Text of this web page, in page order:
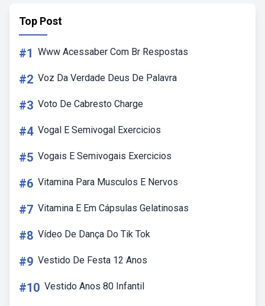
Top Post
#1 Www Acessaber Com Br Respostas
#2 Voz Da Verdade Deus De Palavra
#3 Voto De Cabresto Charge
#4 Vogal E Semivogal Exercicios
#5 Vogais E Semivogais Exercicios
#6 Vitamina Para Musculos E Nervos
#7 Vitamina E Em Cápsulas Gelatinosas
#8 Vídeo De Dança Do Tik Tok
#9 Vestido De Festa 12 Anos
#10 Vestido Anos 80 Infantil